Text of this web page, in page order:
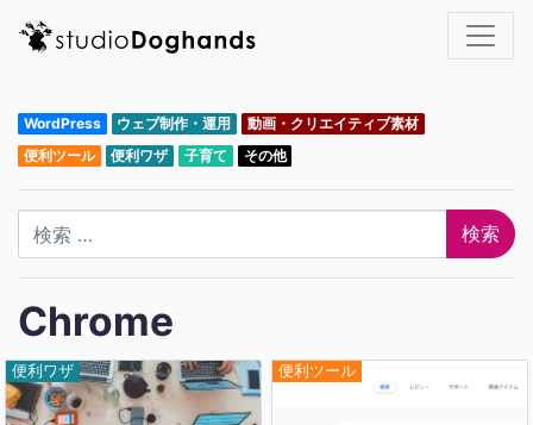
WordPress ウェブ制作・運用
動画・クリエイティブ素材
便利ツール
便利ワザ 子育て その他
検索
Chrome
便利ワザ 便利ツール